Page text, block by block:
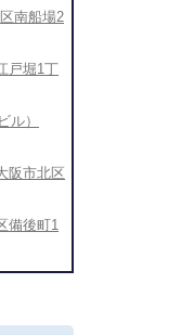
南船場2
戸堀1丁
ル）
阪市北区
備後町1